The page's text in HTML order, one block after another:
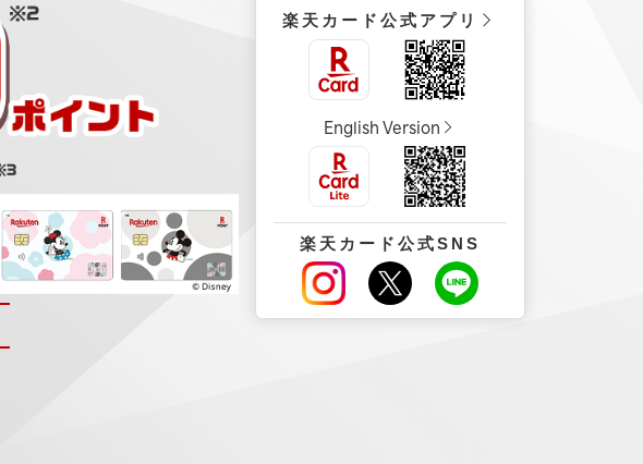
楽天カード公式アプリ
English Version
楽天カード公式SNS